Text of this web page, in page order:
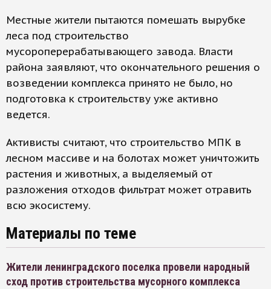
Местные жители пытаются помешать вырубке
леса под строительство
мусороперерабатывающего завода. Власти
района заявляют, что окончательного решения о
возведении комплекса принято не было, но
подготовка к строительству уже активно
ведется.
Активисты считают, что строительство МПК в
лесном массиве и на болотах может уничтожить
растения и животных, а выделяемый от
разложения отходов фильтрат может отравить
всю экосистему.
Материалы по теме
Жители ленинградского поселка провели народный
сход против строительства мусорного комплекса